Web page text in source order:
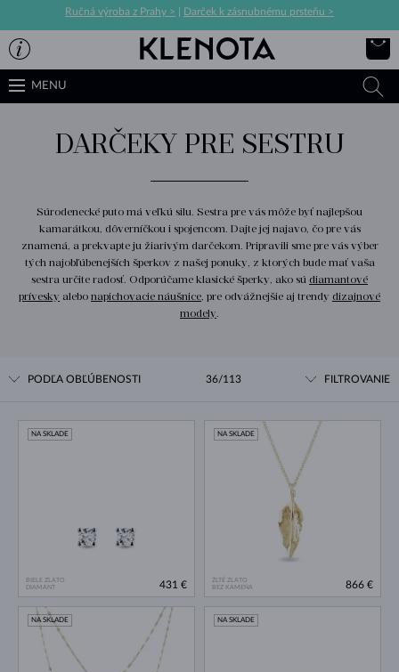
Ručná výroba z Prahy > Darček k zásnubnému prsteňu >
MENU
DARČEKY PRE SESTRU
Súrodenecké puto má veľkú silu. Sestra pre vás môže byť najlepšou
kamarátkou, dôverníčkou i spojencom. Dajte jej najavo, čo pre vás
znamená, a prekvapte ju žiarivým darčekom. Pripravili sme pre vás výber
tých najobľúbenejších šperkov z našej ponuky, z ktorých bude mať vaša
sestra určite radosť. Odporúčame klasické šperky, ako sú diamantové
prívesky alebo napichovacie náušnice, pre odvážnejšie aj trendy dizajnové
modely.
PODĽA OBĽÚBENOSTI 36/113 FILTROVANIE
BIELE ZLATO
DIAMANT
NA SKLADE
431 €
ŽLTÉ ZLATO
BEZ KAMEŇA
NA SKLADE
866 €
NA SKLADE NA SKLADE